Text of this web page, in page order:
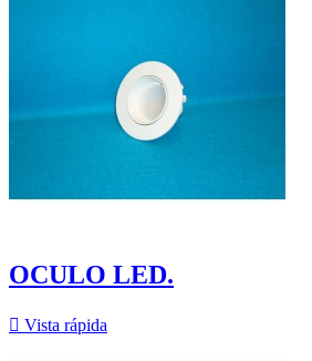
OCULO LED.
 Vista rápida